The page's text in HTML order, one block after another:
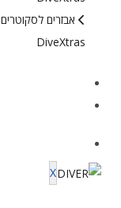
אבזרים לסקוטרים
DiveXtras
X